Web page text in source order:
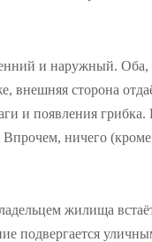
и наружный.
внешняя сторона
и появления
ничего
жилища
подвергается